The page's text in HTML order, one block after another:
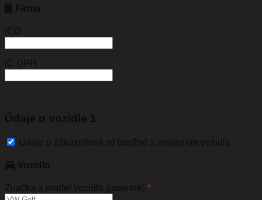
Firma
IČO
IČ DPH
Údaje o vozidle 1
Údaje o zákazníkovi sú totožné s majiteľom vozidla
Vozidlo
Značka a model vozidla (povinné) *